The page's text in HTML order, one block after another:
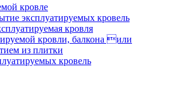
кровле
эксплуатируемых кровель
кровля
кровли, балкона или
из плитки
кровель